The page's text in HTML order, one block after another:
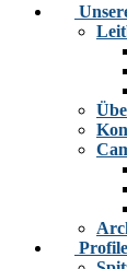
Profile